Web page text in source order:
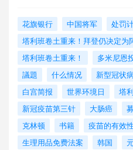
花旗银行 中国将军 处罚
塔利班卷土重来！拜登仍决定为
塔利班卷土重来！
多米尼恩
議題
什么情况 新型冠状
白宫简报
世界环境日 塔
新冠疫苗第三针
大肠癌
克林顿
书籍 疫苗的有效性
生理用品免费法案
韩国